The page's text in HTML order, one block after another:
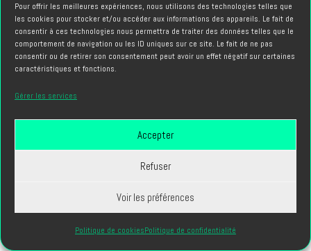
Pour offrir les meilleures expériences, nous utilisons des technologies telles que
les cookies pour stocker et/ou accéder aux informations des appareils. Le fait de
consentir à ces technologies nous permettra de traiter des données telles que le
comportement de navigation ou les ID uniques sur ce site. Le fait de ne pas
consentir ou de retirer son consentement peut avoir un effet négatif sur certaines
caractéristiques et fonctions.
Gérer les services
Accepter
Refuser
Voir les préférences
Politique de cookiesPolitique de confidentialité
Plateformes de streaming et médias en ligne
Production de contenus éducatifs et e-learning
Le statut freelance attire de nombreux professionnels
néanmoins des compétences entrepreneuriales pour gérer
prospection, administratif et développement commercial.
Les Enjeux Contemporains du
Montage Audiovisuel
L'audiovisuel montage fait face à plusieurs défis liés aux
évolutions technologiques et aux mutations des modes de
consommation. Les professionnels doivent s'adapter